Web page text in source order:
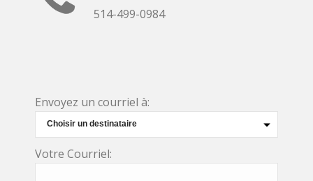
514-499-0984
Envoyez un courriel à:
Votre Courriel: